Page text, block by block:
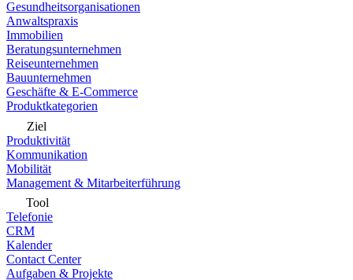
Gesundheitsorganisationen
Anwaltspraxis
Immobilien
Beratungsunternehmen
Reiseunternehmen
Bauunternehmen
Geschäfte & E-Commerce
Produktkategorien
Ziel
Produktivität
Kommunikation
Mobilität
Management & Mitarbeiterführung
Tool
Telefonie
CRM
Kalender
Contact Center
Aufgaben & Projekte